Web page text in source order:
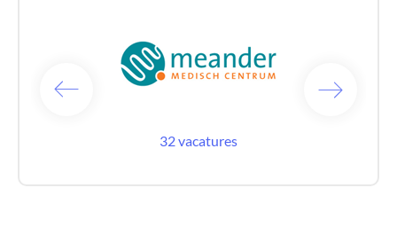
32 vacatures